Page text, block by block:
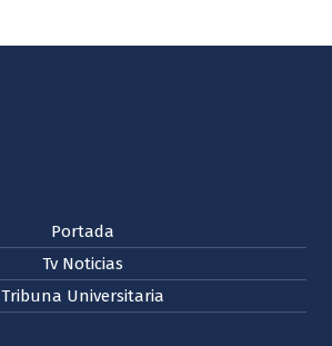
Portada
Tv Noticias
Tribuna Universitaria